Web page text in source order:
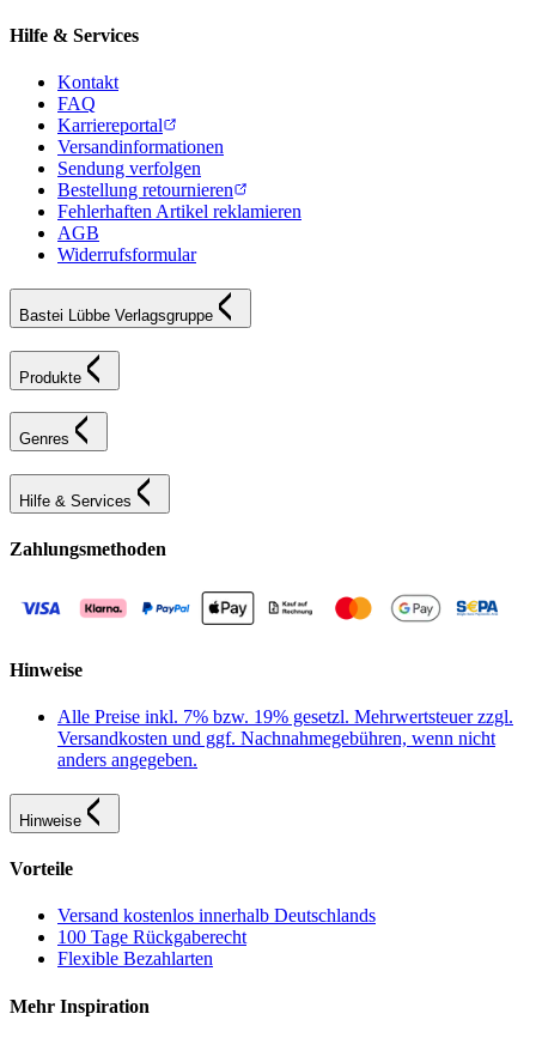
Hilfe & Services
Kontakt
FAQ
Karriereportal
Versandinformationen
Sendung verfolgen
Bestellung retournieren
Fehlerhaften Artikel reklamieren
AGB
Widerrufsformular
Bastei Lübbe Verlagsgruppe
Produkte
Genres
Hilfe & Services
Zahlungsmethoden
Hinweise
Alle Preise inkl. 7% bzw. 19% gesetzl. Mehrwertsteuer zzgl.
Versandkosten und ggf. Nachnahmegebühren, wenn nicht
anders angegeben.
Hinweise
Vorteile
Versand kostenlos innerhalb Deutschlands
100 Tage Rückgaberecht
Flexible Bezahlarten
Mehr Inspiration